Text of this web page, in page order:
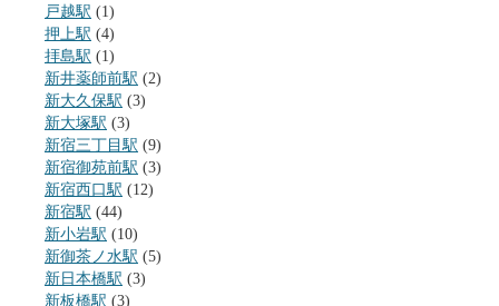
戸越駅 (1)
押上駅 (4)
拝島駅 (1)
新井薬師前駅 (2)
新大久保駅 (3)
新大塚駅 (3)
新宿三丁目駅 (9)
新宿御苑前駅 (3)
新宿西口駅 (12)
新宿駅 (44)
新小岩駅 (10)
新御茶ノ水駅 (5)
新日本橋駅 (3)
新板橋駅 (3)